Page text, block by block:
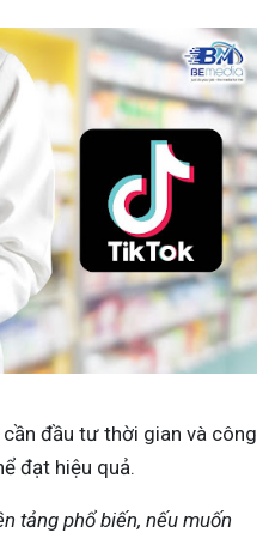
đầu tư thời gian và công
đạt hiệu quả.
tảng phổ biến, nếu muốn